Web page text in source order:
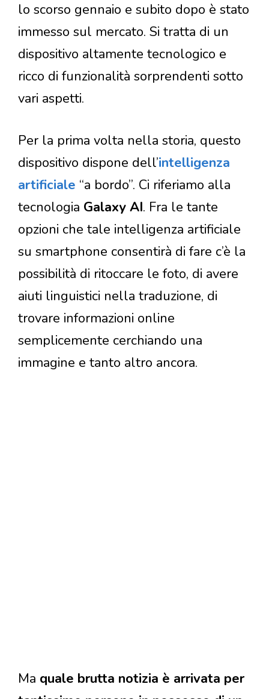
lo scorso gennaio e subito dopo è stato
immesso sul mercato. Si tratta di un
dispositivo altamente tecnologico e
ricco di funzionalità sorprendenti sotto
vari aspetti.
Per la prima volta nella storia, questo
dispositivo dispone dell’intelligenza
artificiale “a bordo”. Ci riferiamo alla
tecnologia Galaxy AI. Fra le tante
opzioni che tale intelligenza artificiale
su smartphone consentirà di fare c’è la
possibilità di ritoccare le foto, di avere
aiuti linguistici nella traduzione, di
trovare informazioni online
semplicemente cerchiando una
immagine e tanto altro ancora.
Ma quale brutta notizia è arrivata per